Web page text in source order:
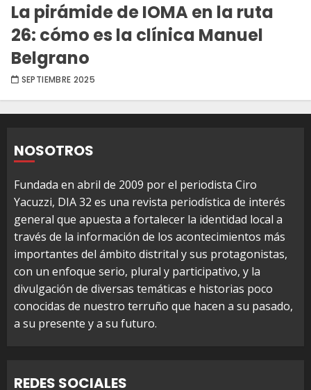
La pirámide de IOMA en la ruta
26: cómo es la clínica Manuel
Belgrano
SEPTIEMBRE 2025
NOSOTROS
Fundada en abril de 2009 por el periodista Ciro
Yacuzzi, DIA 32 es una revista periodística de interés
general que apuesta a fortalecer la identidad local a
través de la información de los acontecimientos más
importantes del ámbito distrital y sus protagonistas,
con un enfoque serio, plural y participativo, y la
divulgación de diversas temáticas e historias poco
conocidas de nuestro terruño que hacen a su pasado,
a su presente y a su futuro.
REDES SOCIALES